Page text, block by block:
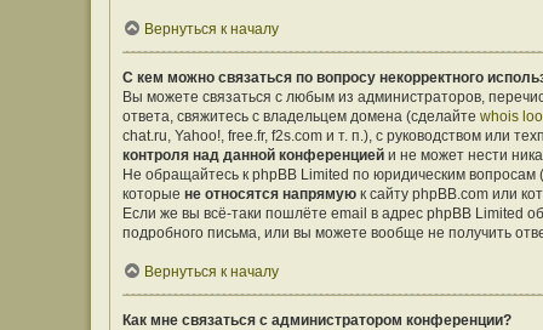
Вернуться к началу
С кем можно связаться по вопросу некорректного
Вы можете связаться с любым из администраторов,
ответа, свяжитесь с владельцем домена (сделайте whois
chat.ru, Yahoo!, free.fr, f2s.com и т. п.), с руководством или
контроля над данной конференцией и не может нести
Не обращайтесь к phpBB Limited по юридическим вопросам
которые не относятся напрямую к сайту phpBB.com или
Если же вы всё-таки пошлёте email в адрес phpBB Limited
подробного письма, или вы можете вообще не получить
Вернуться к началу
Как мне связаться с администратором конференции?